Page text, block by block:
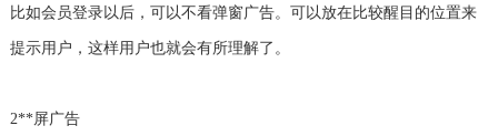
比如会员登录以后，可以不看弹窗广告。可以放在比较醒目的位置来
提示用户，这样用户也就会有所理解了。
2**屏广告